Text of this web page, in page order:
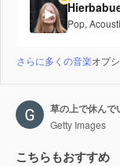
Pop,
さらに多くの音楽オプ
草の上で休んで
Getty Images
こちらもおすすめ